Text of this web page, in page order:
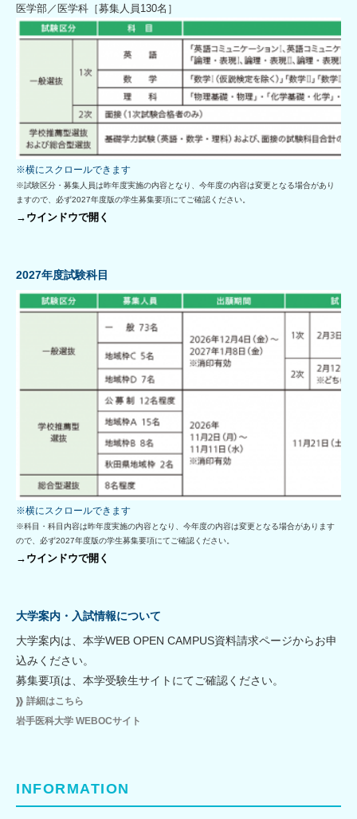
医学部／医学科［募集人員130名］
※試験区分・募集人員は昨年度実施の内容となり、今年度の内容は変更となる場合があり
ますので、必ず2027年度版の学生募集要項にてご確認ください。
→ウインドウで開く
2027年度試験科目
※科目・科目内容は昨年度実施の内容となり、今年度の内容は変更となる場合があります
ので、必ず2027年度版の学生募集要項にてご確認ください。
→ウインドウで開く
大学案内・入試情報について
大学案内は、本学WEB OPEN CAMPUS資料請求ページからお申
込みください。
募集要項は、本学受験生サイトにてご確認ください。
詳細はこちら
岩手医科大学 WEBOCサイト
INFORMATION